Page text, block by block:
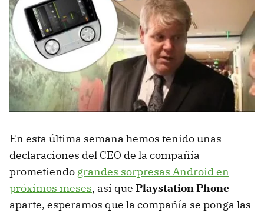
En esta última semana hemos tenido unas
declaraciones del CEO de la compañía
prometiendo grandes sorpresas Android en
próximos meses, así que Playstation Phone
aparte, esperamos que la compañía se ponga las